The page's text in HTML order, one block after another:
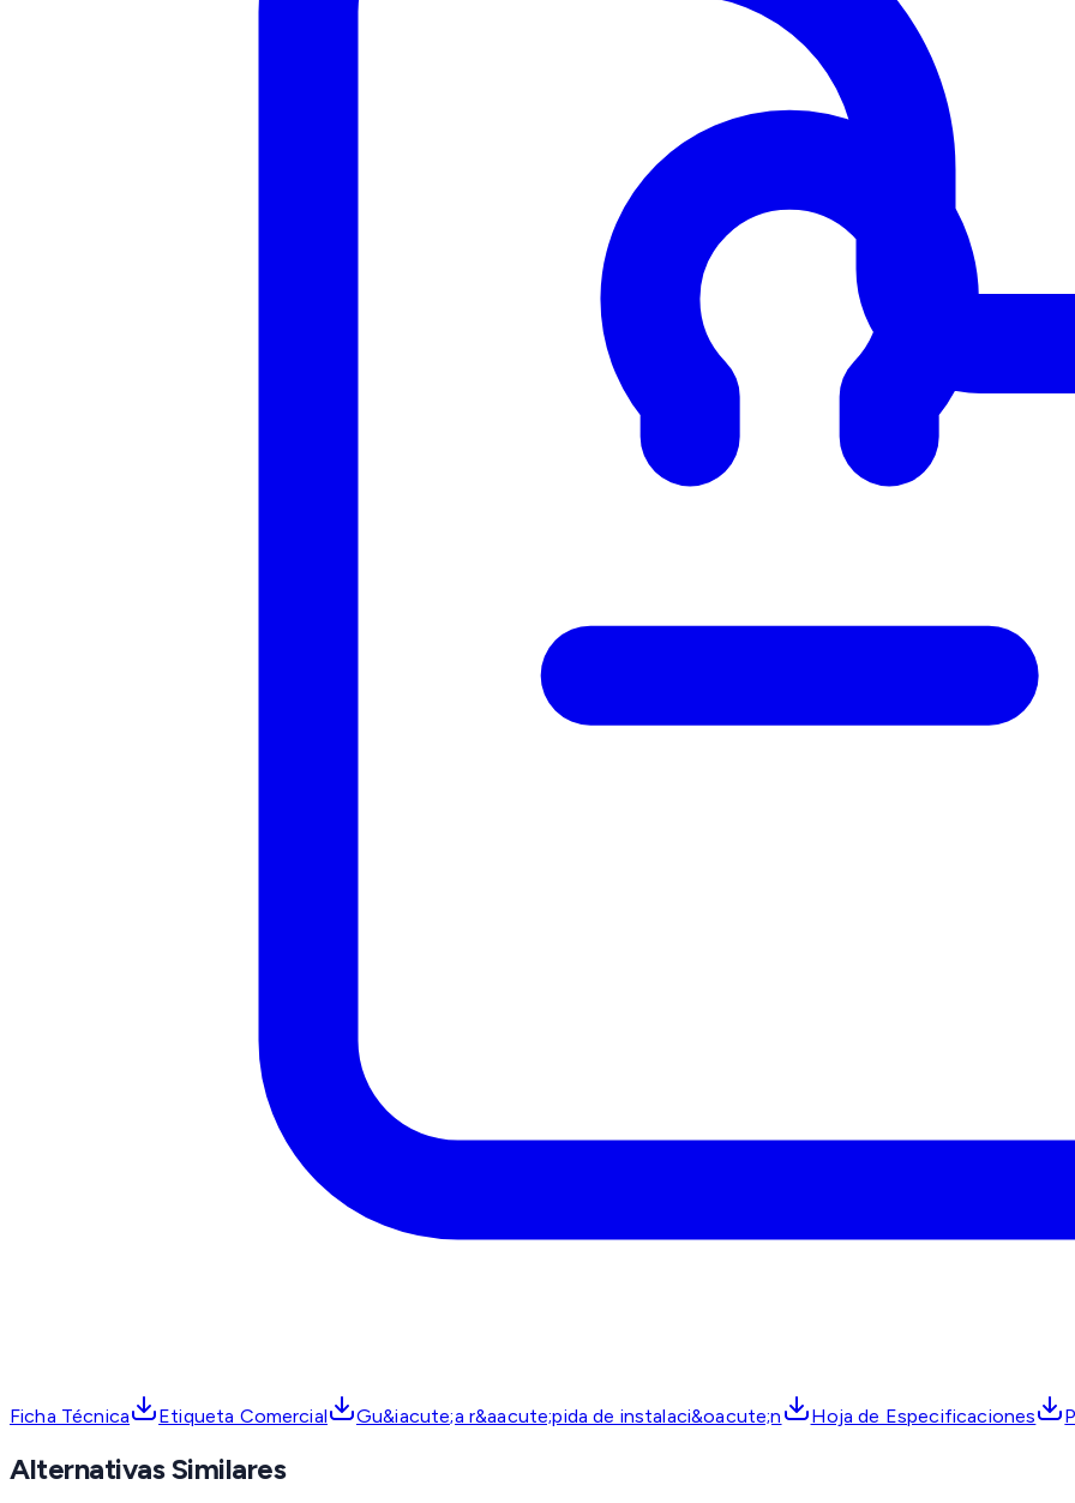
Ficha Técnica Etiqueta Comercial Gu&iacute;a r&aacute;pida de instalaci&oacute;n Hoja de Especificaciones
Alternativas Similares